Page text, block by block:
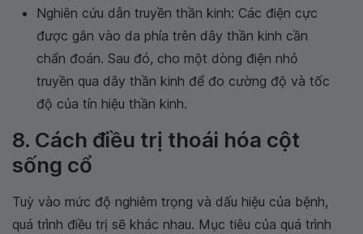
Nghiên cứu dẫn truyền thần kinh: Các điện cực
được gắn vào da phía trên dây thần kinh cần
chẩn đoán. Sau đó, cho một dòng điện nhỏ
truyền qua dây thần kinh để đo cường độ và tốc
độ của tín hiệu thần kinh.
8. Cách điều trị thoái hóa cột
sống cổ
Tuỳ vào mức độ nghiêm trọng và dấu hiệu của bệnh,
quá trình điều trị sẽ khác nhau. Mục tiêu của quá trình